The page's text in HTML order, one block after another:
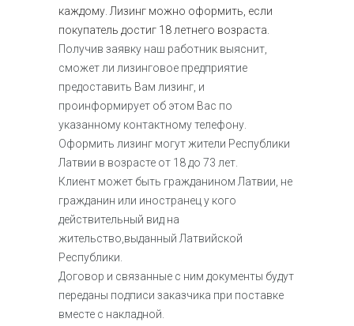
каждому. Лизинг можно оформить, если
покупатель достиг 18 летнего возраста.
Получив заявку наш работник выяснит,
сможет ли лизинговое предприятие
предоставить Вам лизинг, и
проинформирует об этом Вас по
указанному контактному телефону.
Оформить лизинг могут жители Республики
Латвии в возрасте от 18 до 73 лет.
Клиент может быть гражданином Латвии, не
гражданин или иностранец у кого
действительный вид на
жительство,выданный Латвийской
Республики.
Договор и связанные с ним документы будут
переданы подписи заказчика при поставке
вместе с накладной.